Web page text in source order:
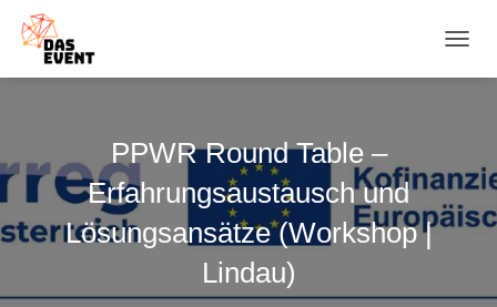
A
T
I
O
PPWR Round Table –
Erfahrungsaustausch und
Lösungsansätze (Workshop |
Lindau)